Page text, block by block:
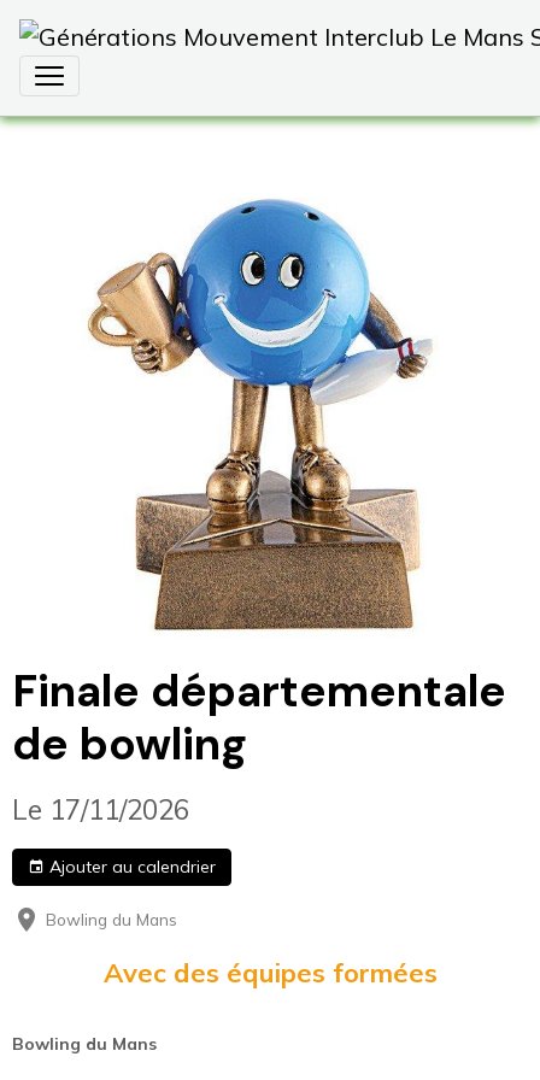
Finale départementale
de bowling
Le 17/11/2026
Ajouter au calendrier
Bowling du Mans
Avec des équipes formées
Bowling du Mans